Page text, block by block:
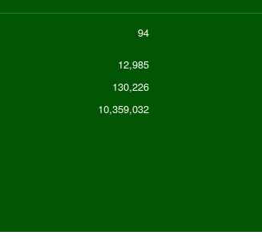
94
12,985
130,226
10,359,032